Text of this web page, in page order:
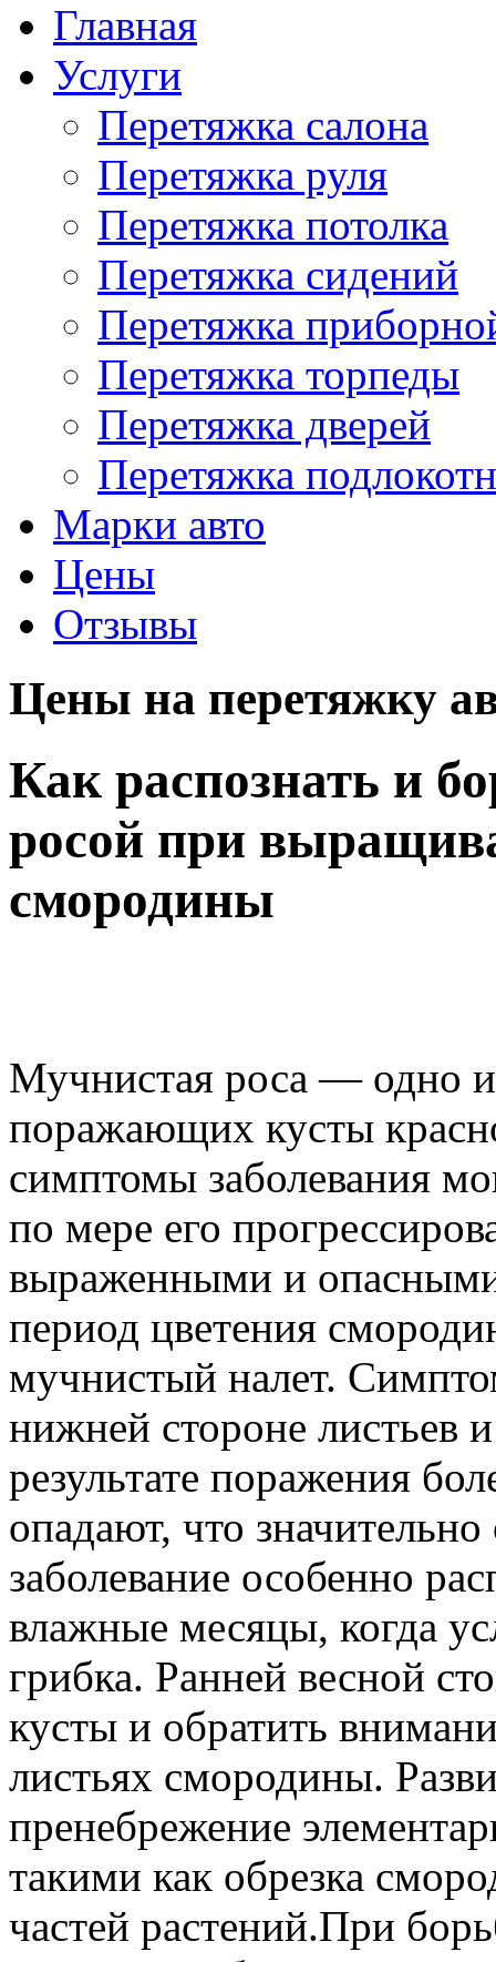
Главная
Услуги
Перетяжка салона
Перетяжка руля
Перетяжка потолка
Перетяжка сидений
Перетяжка
Перетяжка торпеды
Перетяжка дверей
Перетяжка
Марки авто
Цены
Отзывы
Цены на перетяжку
Как распознать и
росой при
смородины
Мучнистая роса — одно
поражающих кусты
симптомы заболевания
по мере его
выраженными и
период цветения
мучнистый налет.
нижней стороне листьев
результате поражения
опадают, что
заболевание особенно
влажные месяцы, когда
грибка. Ранней весной
кусты и обратить
листьях смородины.
пренебрежение
такими как обрезка
частей растений.При